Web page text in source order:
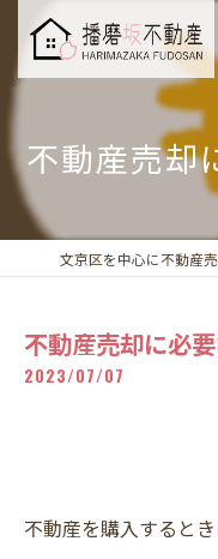
不動産売却
不動産売却に必
2023/07/07
不動産を購入すると